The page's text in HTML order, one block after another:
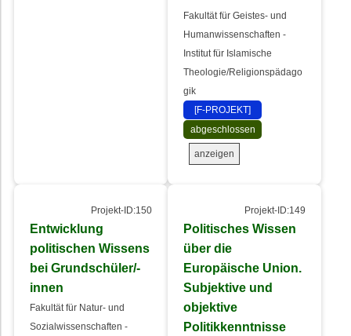
Fakultät für Geistes- und
Humanwissenschaften -
Institut für Islamische
Theologie/Religionspädago
gik
[F-PROJEKT]
abgeschlossen
anzeigen
Projekt-ID:150
Entwicklung
politischen Wissens
bei Grundschüler/-
innen
Fakultät für Natur- und
Sozialwissenschaften -
Projekt-ID:149
Politisches Wissen
über die
Europäische Union.
Subjektive und
objektive
Politikkenntnisse